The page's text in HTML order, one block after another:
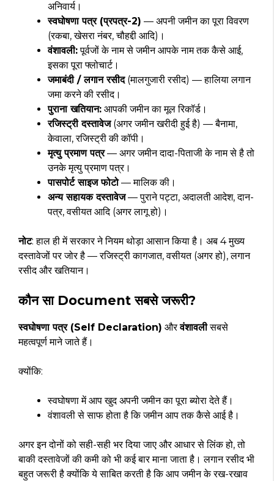
अनिवार्य।
स्वघोषणा पत्र (प्रपत्र-2) — अपनी जमीन का पूरा विवरण
(रकबा, खेसरा नंबर, चौहद्दी आदि)।
वंशावली:पूर्वजों के नाम से जमीन आपके नाम तक कैसे आई,
इसका पूरा फ्लोचार्ट।
जमाबंदी / लगान रसीद(मालगुजारी रसीद) — हालिया लगान
जमा करने की रसीद।
पुराना खतियान: आपकी जमीन का मूल रिकॉर्ड।
रजिस्ट्री दस्तावेज(अगर जमीन खरीदी हुई है) — बैनामा,
केवाला, रजिस्ट्री की कॉपी।
मृत्यु प्रमाण पत्र— अगर जमीन दादा-पिताजी के नाम से है तो
उनके मृत्यु प्रमाण पत्र।
पासपोर्ट साइज फोटो— मालिक की।
अन्य सहायक दस्तावेज— पुराने पट्टा, अदालती आदेश, दान-
पत्र, वसीयत आदि (अगर लागू हो)।
नोट: हाल ही में सरकार ने नियम थोड़ा आसान किया है। अब 4 मुख्य
दस्तावेजों पर जोर है — रजिस्ट्री कागजात, वसीयत (अगर हो), लगान
रसीद और खतियान।
कौन सा Document सबसे जरूरी?
स्वघोषणा पत्र (Self Declaration) औरवंशावलीसबसे
महत्वपूर्ण माने जाते हैं।
क्योंकि:
स्वघोषणा में आप खुद अपनी जमीन का पूरा ब्योरा देते हैं।
वंशावली से साफ होता है कि जमीन आप तक कैसे आई है।
अगर इन दोनों को सही-सही भर दिया जाए और आधार से लिंक हो, तो
बाकी दस्तावेजों की कमी को भी कई बार माना जाता है। लगान रसीद भी
बहुत जरूरी है क्योंकि ये साबित करती है कि आप जमीन के रख-रखाव